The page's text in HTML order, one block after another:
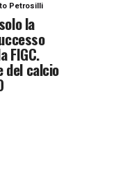
Petrosilli
la
FIGC.
del calcio